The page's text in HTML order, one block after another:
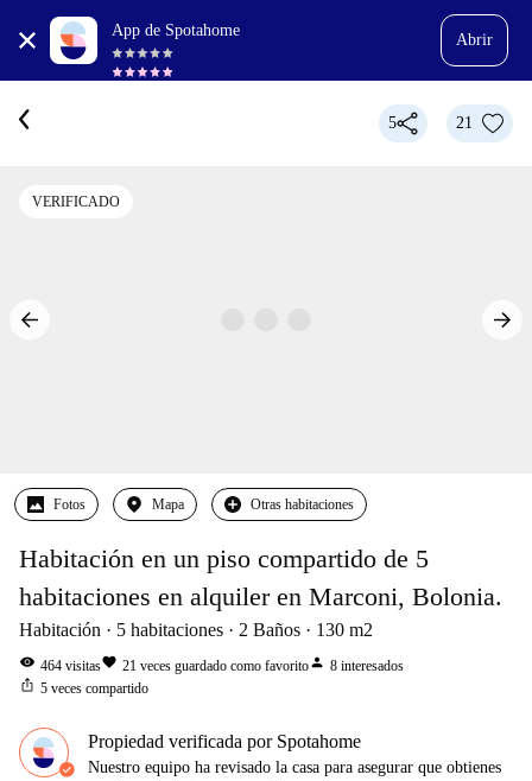
App de Spotahome
Abrir
5 21
VERIFICADO
Fotos Mapa Otras habitaciones
Habitación en un piso compartido de 5
habitaciones en alquiler en Marconi, Bolonia.
Habitación 5 habitaciones 2 Baños 130 m2
visibility 464 visitasfavorite 21 veces guardado como favoritoperson 8 interesados
ios_share 5 veces compartido
Propiedad verificada por Spotahome
Nuestro equipo ha revisado la casa para asegurar que obtienes